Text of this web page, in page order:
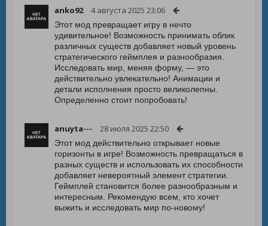
anko92 4 августа 2025 23:06
Этот мод превращает игру в нечто
удивительное! Возможность принимать облик
различных существ добавляет новый уровень
стратегического геймплея и разнообразия.
Исследовать мир, меняя форму, — это
действительно увлекательно! Анимации и
детали исполнения просто великолепны.
Определенно стоит попробовать!
anuyta--- 28 июля 2025 22:50
Этот мод действительно открывает новые
горизонты в игре! Возможность превращаться в
разных существ и использовать их способности
добавляет невероятный элемент стратегии.
Геймплей становится более разнообразным и
интересным. Рекомендую всем, кто хочет
выжить и исследовать мир по-новому!